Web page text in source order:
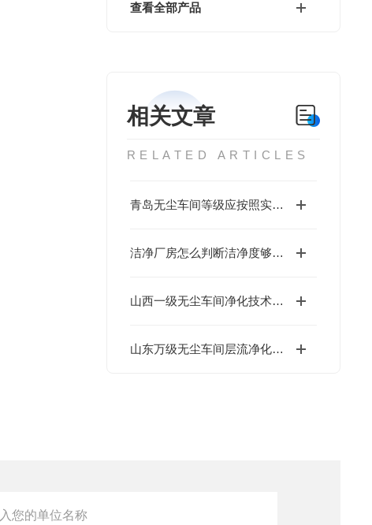
查看全部产品
相关文章
RELATED ARTICLES
青岛无尘车间等级应按照实际工程选择
洁净厂房怎么判断洁净度够不够
山西一级无尘车间净化技术与管理规范
山东万级无尘车间层流净化技术介绍